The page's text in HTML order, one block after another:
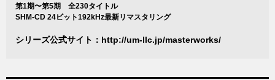
第1期〜第5期 全230タイトル
SHM-CD 24ビット192kHz最新リマスタリング
シリーズ公式サイト： http://um-llc.jp/masterworks/